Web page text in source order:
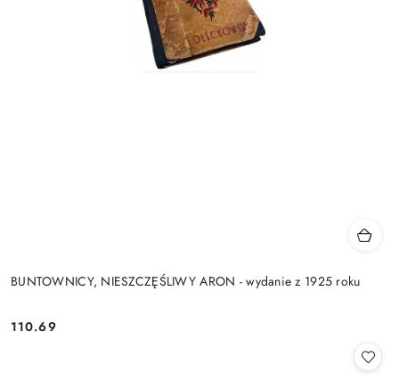
BUNTOWNICY, NIESZCZĘŚLIWY ARON - wydanie z 1925 roku
Cena:
110.69